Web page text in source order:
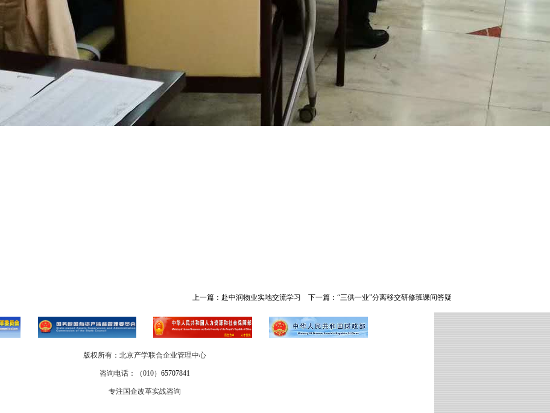
上一篇： 赴中润物业实地交流学习 下一篇： “三供一业”分离移交研修班课间答疑
版权所有：北京产学联合企业管理中心
咨询电话：（010） 65707841
专注国企改革实战咨询